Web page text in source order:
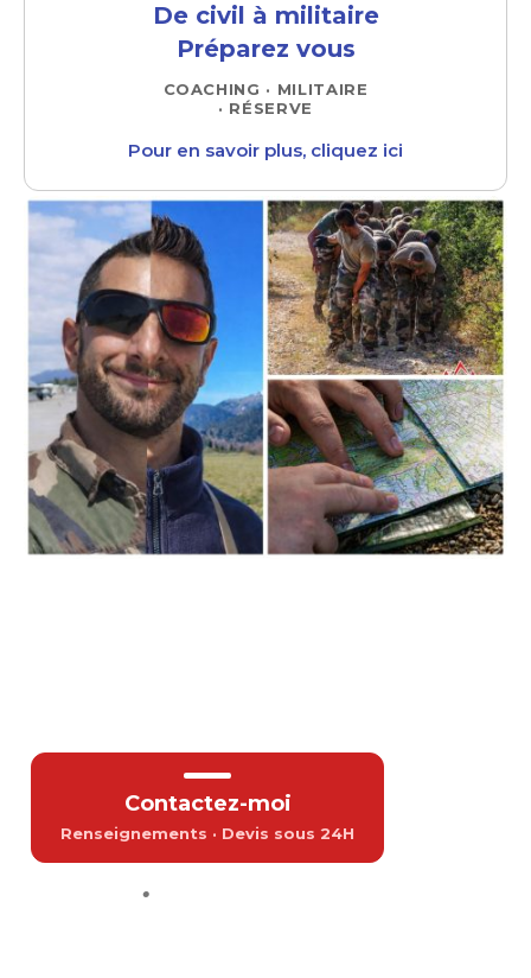
De civil à militaire
Préparez vous
COACHING · MILITAIRE
· RÉSERVE
Pour en savoir plus, cliquez ici
Contactez-moi
Renseignements · Devis sous 24H
·Prévention